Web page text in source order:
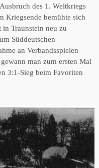
des 1. Weltkriegs
Kriegsende bemühte sich
Traunstein neu zu
Süddeutschen
an Verbandsspielen
man zum ersten Mal
3:1-Sieg beim Favoriten